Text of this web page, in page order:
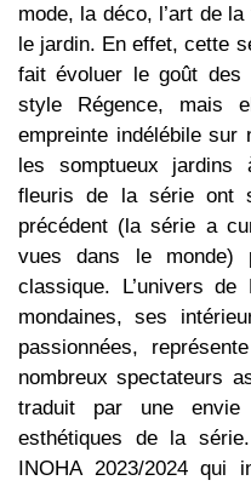
mode, la déco, l’art de
le jardin. En effet, cette
fait évoluer le goût des
style Régence, mais
empreinte indélébile sur
les somptueux jardins
fleuris de la série ont
précédent (la série a
vues dans le monde)
classique. L’univers
mondaines, ses
passionnées,
nombreux spectateurs
traduit par une envie
esthétiques de la
INOHA 2023/2024 qui